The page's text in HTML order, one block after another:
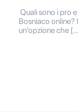
Quali sono i pro
Bosniaco online?
un'opzione che